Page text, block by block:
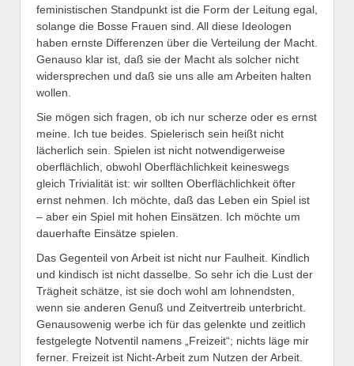
feministischen Standpunkt ist die Form der Leitung egal,
solange die Bosse Frauen sind. All diese Ideologen
haben ernste Differenzen über die Verteilung der Macht.
Genauso klar ist, daß sie der Macht als solcher nicht
widersprechen und daß sie uns alle am Arbeiten halten
wollen.
Sie mögen sich fragen, ob ich nur scherze oder es ernst
meine. Ich tue beides. Spielerisch sein heißt nicht
lächerlich sein. Spielen ist nicht notwendigerweise
oberflächlich, obwohl Oberflächlichkeit keineswegs
gleich Trivialität ist: wir sollten Oberflächlichkeit öfter
ernst nehmen. Ich möchte, daß das Leben ein Spiel ist
– aber ein Spiel mit hohen Einsätzen. Ich möchte um
dauerhafte Einsätze spielen.
Das Gegenteil von Arbeit ist nicht nur Faulheit. Kindlich
und kindisch ist nicht dasselbe. So sehr ich die Lust der
Trägheit schätze, ist sie doch wohl am lohnendsten,
wenn sie anderen Genuß und Zeitvertreib unterbricht.
Genausowenig werbe ich für das gelenkte und zeitlich
festgelegte Notventil namens „Freizeit“; nichts läge mir
ferner. Freizeit ist Nicht-Arbeit zum Nutzen der Arbeit.